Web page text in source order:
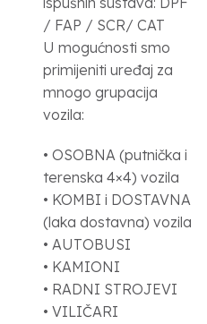
/ FAP / SCR/ CAT
U mogućnosti smo
primijeniti uređaj za
mnogo grupacija
vozila:
• OSOBNA (putnička i
terenska 4×4) vozila
• KOMBI i DOSTAVNA
(laka dostavna) vozila
• AUTOBUSI
• KAMIONI
• RADNI STROJEVI
• VILIČARI